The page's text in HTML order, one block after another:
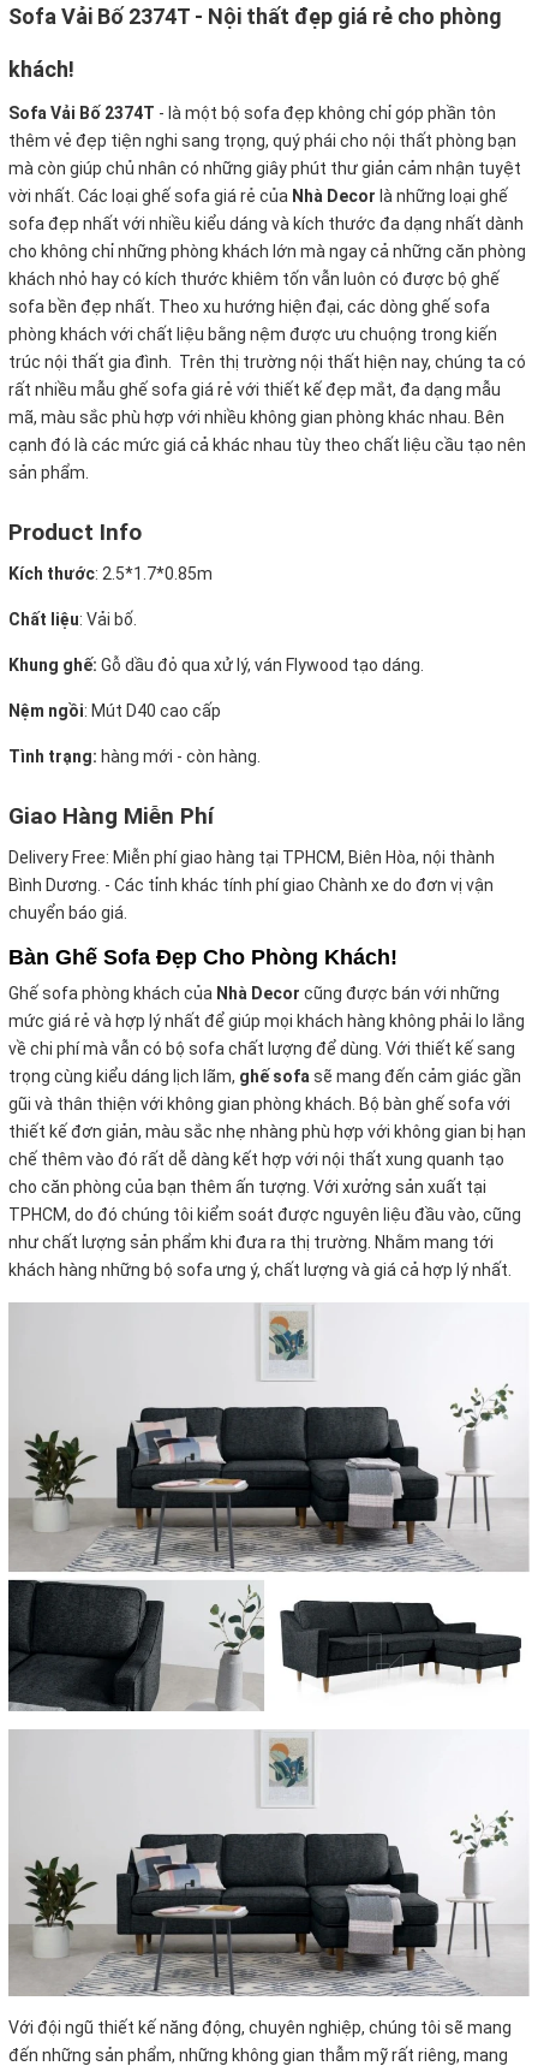
Sofa Vải Bố 2374T - Nội thất đẹp giá rẻ cho phòng
khách!
Sofa Vải Bố 2374T - là một bộ sofa đẹp không chỉ góp phần tôn
thêm vẻ đẹp tiện nghi sang trọng, quý phái cho nội thất phòng bạn
mà còn giúp chủ nhân có những giây phút thư giản cảm nhận tuyệt
vời nhất. Các loại ghế sofa giá rẻ của Nhà Decor là những loại ghế
sofa đẹp nhất với nhiều kiểu dáng và kích thước đa dạng nhất dành
cho không chỉ những phòng khách lớn mà ngay cả những căn phòng
khách nhỏ hay có kích thước khiêm tốn vẫn luôn có được bộ ghế
sofa bền đẹp nhất. Theo xu hướng hiện đại, các dòng ghế sofa
phòng khách với chất liệu bằng nệm được ưu chuộng trong kiến
trúc nội thất gia đình. Trên thị trường nội thất hiện nay, chúng ta có
rất nhiều mẫu ghế sofa giá rẻ với thiết kế đẹp mắt, đa dạng mẫu
mã, màu sắc phù hợp với nhiều không gian phòng khác nhau. Bên
cạnh đó là các mức giá cả khác nhau tùy theo chất liệu cầu tạo nên
sản phẩm.
Product Info
Kích thước: 2.5*1.7*0.85m
Chất liệu: Vải bố.
Khung ghế: Gỗ dầu đỏ qua xử lý, ván Flywood tạo dáng.
Nệm ngồi: Mút D40 cao cấp
Tình trạng: hàng mới - còn hàng.
Giao Hàng Miễn Phí
Delivery Free: Miễn phí giao hàng tại TPHCM, Biên Hòa, nội thành
Bình Dương. - Các tỉnh khác tính phí giao Chành xe do đơn vị vận
chuyển báo giá.
Bàn Ghế Sofa Đẹp Cho Phòng Khách!
Ghế sofa phòng khách của Nhà Decor cũng được bán với những
mức giá rẻ và hợp lý nhất để giúp mọi khách hàng không phải lo lắng
về chi phí mà vẫn có bộ sofa chất lượng để dùng. Với thiết kế sang
trọng cùng kiểu dáng lịch lãm, ghế sofasẽ mang đến cảm giác gần
gũi và thân thiện với không gian phòng khách. Bộ bàn ghế sofa với
thiết kế đơn giản, màu sắc nhẹ nhàng phù hợp với không gian bị hạn
chế thêm vào đó rất dễ dàng kết hợp với nội thất xung quanh tạo
cho căn phòng của bạn thêm ấn tượng. Với xưởng sản xuất tại
TPHCM, do đó chúng tôi kiểm soát được nguyên liệu đầu vào, cũng
như chất lượng sản phẩm khi đưa ra thị trường. Nhằm mang tới
khách hàng những bộ sofa ưng ý, chất lượng và giá cả hợp lý nhất.
Với đội ngũ thiết kế năng động, chuyên nghiệp, chúng tôi sẽ mang
đến những sản phẩm, những không gian thẫm mỹ rất riêng, mang